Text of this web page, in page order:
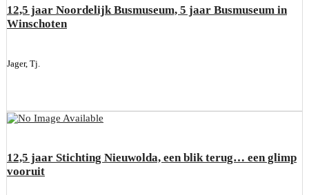
12,5 jaar Noordelijk Busmuseum, 5 jaar Busmuseum in
Winschoten
Jager, Tj.
12,5 jaar Stichting Nieuwolda, een blik terug… een glimp
vooruit